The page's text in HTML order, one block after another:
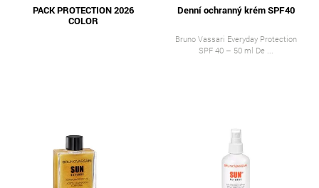
PACK PROTECTION 2026
COLOR
Denní ochranný krém SPF40
Bruno Vassari Everyday Protection
SPF 40 – 50 ml De ...